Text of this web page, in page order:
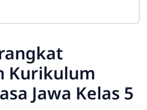
Kurikulum
Jawa Kelas 5